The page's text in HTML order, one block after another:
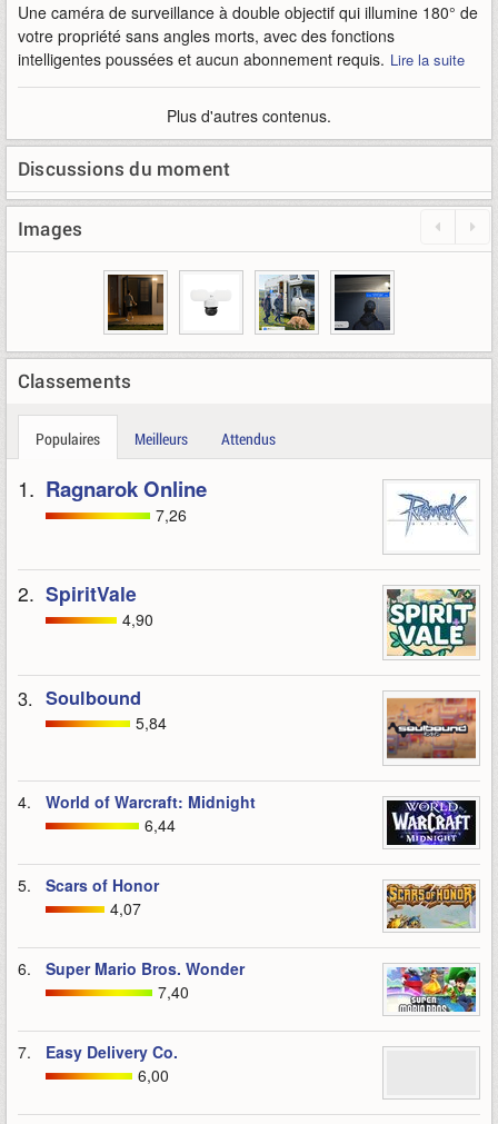
Une caméra de surveillance à double objectif qui illumine 180° de
votre propriété sans angles morts, avec des fonctions
intelligentes poussées et aucun abonnement requis. Lire la suite
Plus d'autres contenus.
Discussions du moment
Images
Classements
Populaires Meilleurs Attendus
1. Ragnarok Online
7,26
2. SpiritVale
4,90
3. Soulbound
5,84
4.
World of Warcraft: Midnight
6,44
5.
Scars of Honor
4,07
6.
Super Mario Bros. Wonder
7,40
7.
Easy Delivery Co.
6,00